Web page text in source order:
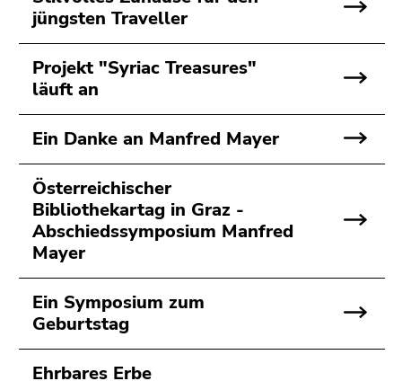
Sie diesen
Link.
Zum
(Zugriffstaste
1)
Positionsanzeige
(Zugriffstaste
2)
Zur
Hauptnavigation
(Zugriffstaste
3)
Zur
Unternavigation
jüngsten Traveller
Projekt "Syriac Treasures"
läuft an
Ein Danke an Manfred Mayer
Österreichischer
Bibliothekartag in Graz -
Abschiedssymposium Manfred
Mayer
Ein Symposium zum
Geburtstag
Ehrbares Erbe